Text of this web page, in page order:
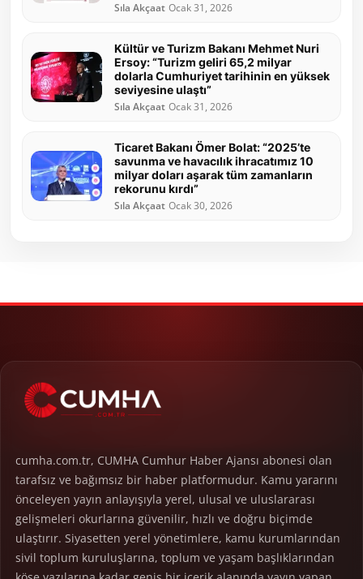
Sıla Akçaat Ocak 31, 2026
Kültür ve Turizm Bakanı Mehmet Nuri
Ersoy: “Turizm geliri 65,2 milyar
dolarla Cumhuriyet tarihinin en yüksek
seviyesine ulaştı”
Sıla Akçaat Ocak 31, 2026
Ticaret Bakanı Ömer Bolat: “2025’te
savunma ve havacılık ihracatımız 10
milyar doları aşarak tüm zamanların
rekorunu kırdı”
Sıla Akçaat Ocak 30, 2026
cumha.com.tr, CUMHA Cumhur Haber Ajansı abonesi olan
tarafsız ve bağımsız bir haber platformudur. Kamu yararını
önceleyen yayın anlayışıyla yerel, ulusal ve uluslararası
gelişmeleri okurlarına güvenilir, hızlı ve doğru biçimde
ulaştırır. Siyasetten yerel yönetimlere, kamu kurumlarından
sivil toplum kuruluşlarına, toplum ve yaşam başlıklarından